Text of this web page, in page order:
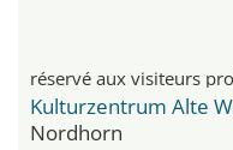
réservé aux visiteurs
Kulturzentrum Alte
Nordhorn